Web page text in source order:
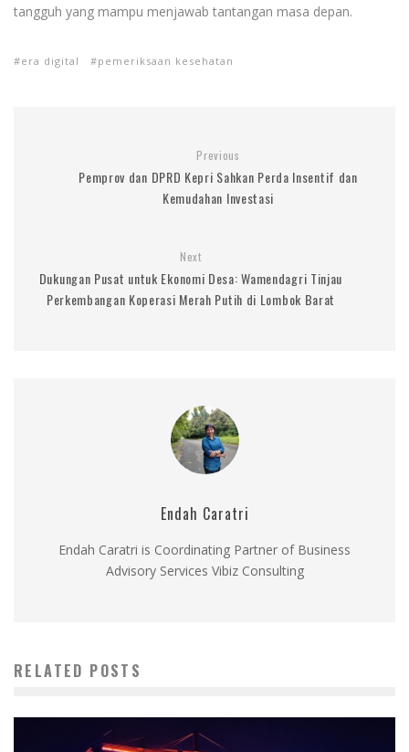
tangguh yang mampu menjawab tantangan masa depan.
era digital pemeriksaan kesehatan
Previous
Pemprov dan DPRD Kepri Sahkan Perda Insentif dan
Kemudahan Investasi
Next
Dukungan Pusat untuk Ekonomi Desa: Wamendagri Tinjau
Perkembangan Koperasi Merah Putih di Lombok Barat
Endah Caratri
Endah Caratri is Coordinating Partner of Business
Advisory Services Vibiz Consulting
RELATED POSTS